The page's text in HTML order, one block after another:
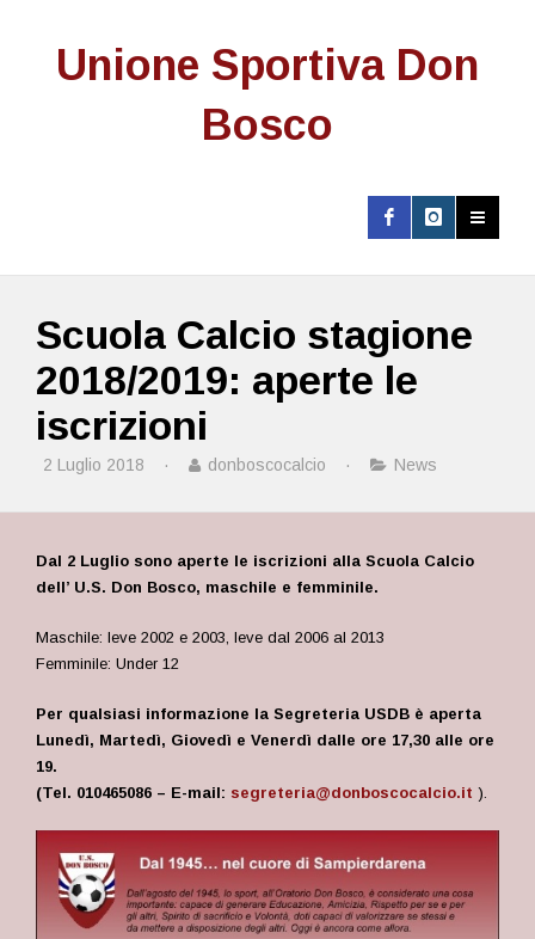
Unione Sportiva Don
Bosco
Scuola Calcio stagione
2018/2019: aperte le
iscrizioni
2 Luglio 2018 · donboscocalcio · News
Dal 2 Luglio sono aperte le iscrizioni alla Scuola Calcio
dell’ U.S. Don Bosco, maschile e femminile.
Maschile: leve 2002 e 2003, leve dal 2006 al 2013
Femminile: Under 12
Per qualsiasi informazione la Segreteria USDB è aperta
Lunedì, Martedì, Giovedì e Venerdì dalle ore 17,30 alle ore
19.
(Tel. 010465086 – E-mail: segreteria@donboscocalcio.it ).